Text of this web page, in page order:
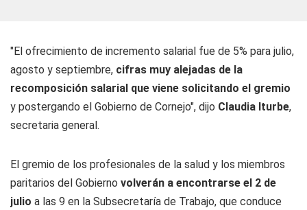
"El ofrecimiento de incremento salarial fue de 5% para julio,
agosto y septiembre, cifras muy alejadas de la
recomposición salarial que viene solicitando el gremio
y postergando el Gobierno de Cornejo", dijo Claudia Iturbe,
secretaria general.
El gremio de los profesionales de la salud y los miembros
paritarios del Gobierno volverán a encontrarse el 2 de
julio a las 9 en la Subsecretaría de Trabajo, que conduce